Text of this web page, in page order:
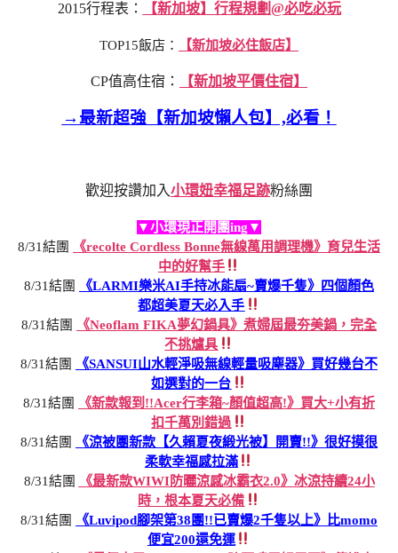
2015行程表： 【新加坡】行程規劃@必吃必玩
TOP15飯店： 【新加坡必住飯店】
CP值高住宿： 【新加坡平價住宿】
→最新超強【新加坡懶人包】,必看！
歡迎按讚加入小環妞幸福足跡粉絲團
▼小環現正開團ing▼
8/31結團
《recolte Cordless Bonne無線萬用調理機》育兒生活
中的好幫手
8/31結團
《LARMI樂米AI手持冰能扇~賣爆千隻》四個顏色
都超美夏天必入手
8/31結團
《Neoflam FIKA夢幻鍋具》煮婦屆最夯美鍋，完全
不挑爐具
8/31結團
《SANSUI山水輕淨吸無線輕量吸塵器》買好幾台不
如選對的一台
8/31結團
《新款報到!!Acer行李箱~顏值超高!》買大+小有折
扣千萬別錯過
8/31結團
《涼被團新款【久賴夏夜緞光被】開賣!!》很好摸很
柔軟幸福感拉滿
8/31結團
《最新款WIWI防曬涼感冰霸衣2.0》冰涼持續24小
時，根本夏天必備
8/31結團
《Luvipod腳架第38團!!已賣爆2千隻以上》比momo
便宜200還免運